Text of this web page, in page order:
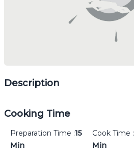
Description
Cooking Time
Preparation Time :15
Min
Cook Time :
Min